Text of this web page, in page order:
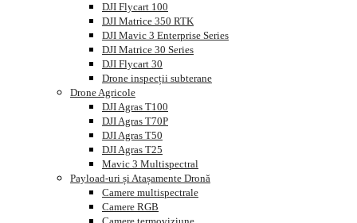
DJI Flycart 100
DJI Matrice 350 RTK
DJI Mavic 3 Enterprise Series
DJI Matrice 30 Series
DJI Flycart 30
Drone inspecții subterane
Drone Agricole
DJI Agras T100
DJI Agras T70P
DJI Agras T50
DJI Agras T25
Mavic 3 Multispectral
Payload-uri și Atașamente Dronă
Camere multispectrale
Camere RGB